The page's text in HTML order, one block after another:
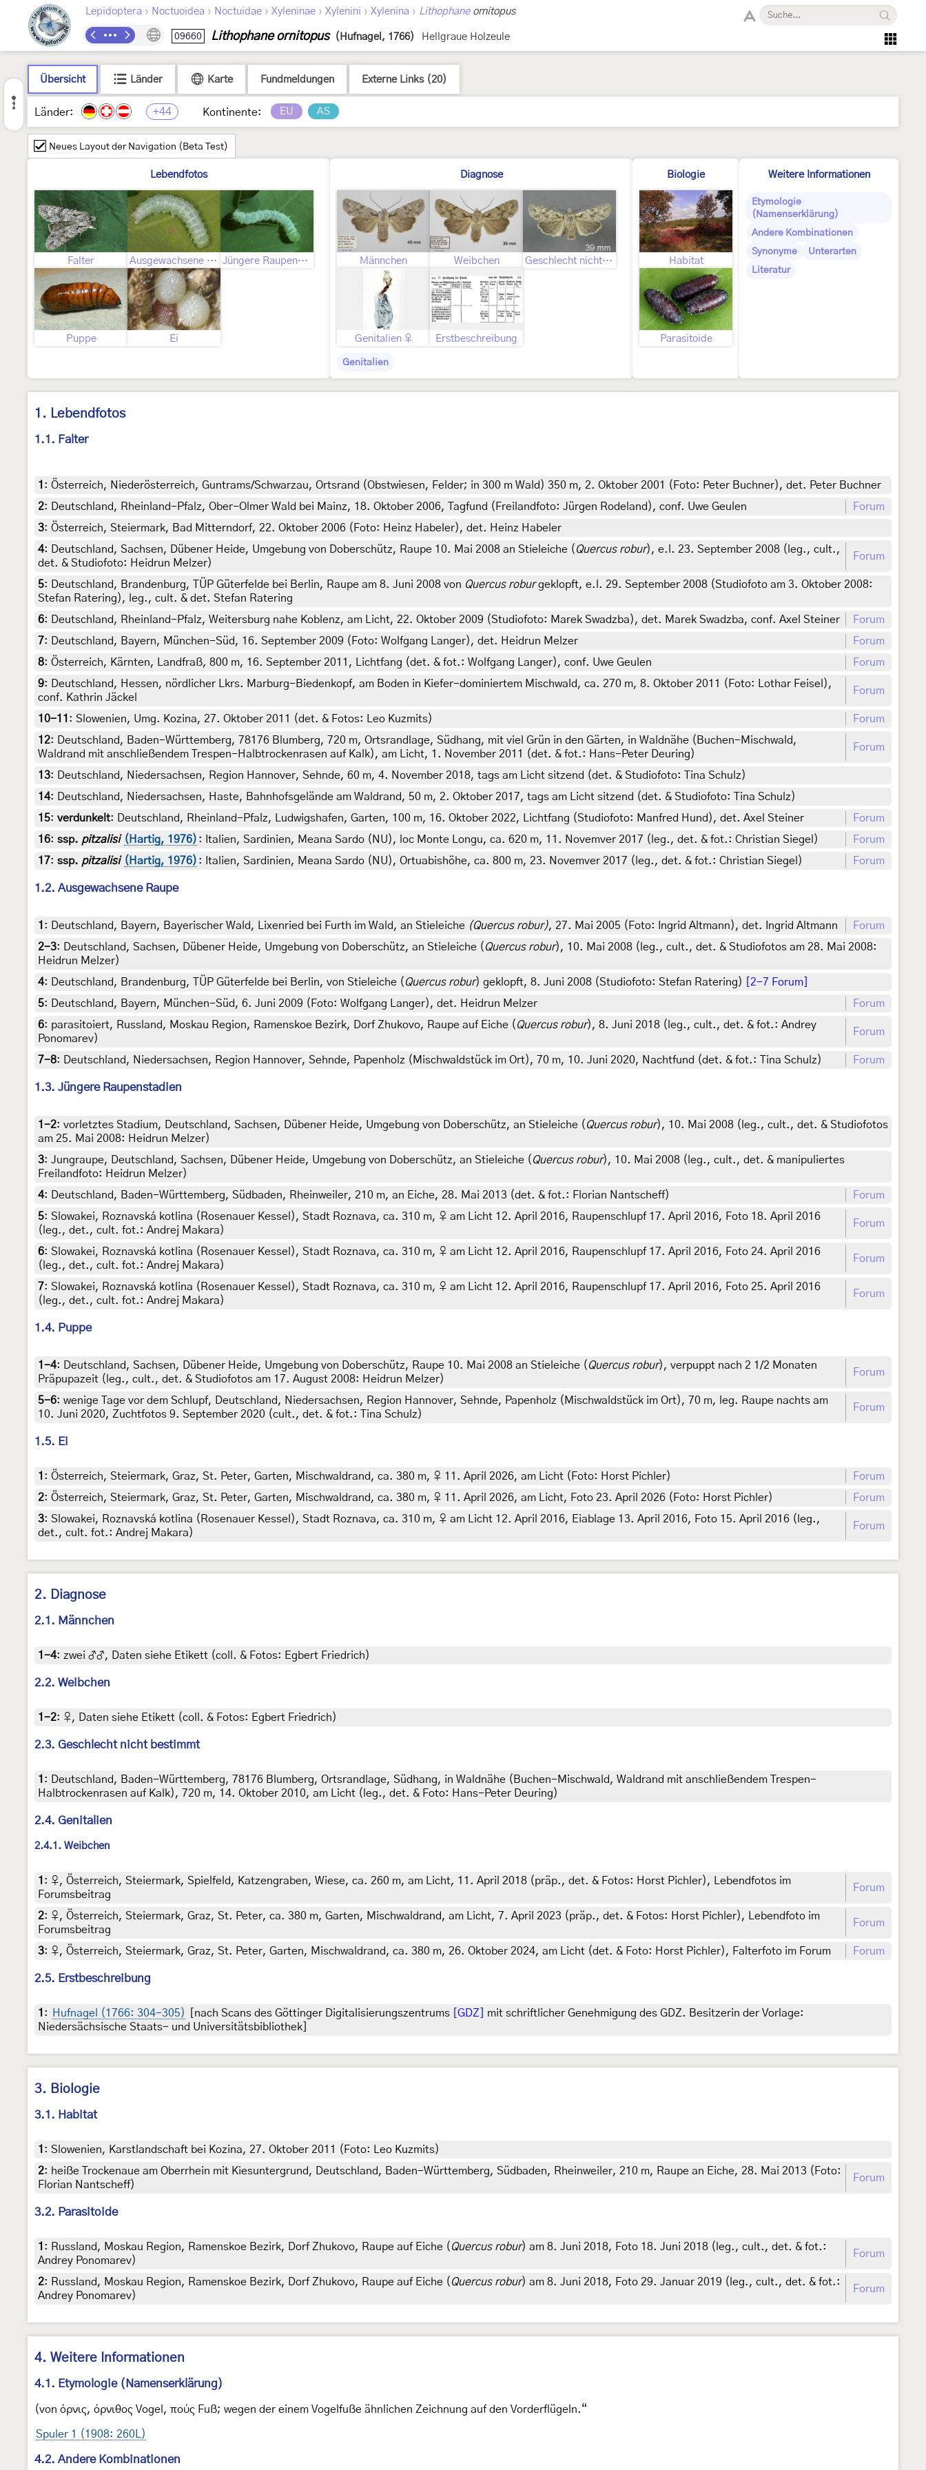
Lepidoptera › Noctuoidea › Noctuidae › Xyleninae › Xylenini › Xylenina › Lithophaneornitopus
09660 Lithophane ornitopus (Hufnagel, 1766) Hellgraue Holzeule
Übersicht Länder Karte Fundmeldungen Externe Links (20)
Länder: +44 Kontinente: EU AS
Neues Layout der Navigation (Beta Test)
Lebendfotos
Falter Ausgewachsene Raupe Jüngere Raupenstadien
Puppe Ei
Diagnose
Männchen Weibchen Geschlecht nicht bestimmt
Genitalien ♀ Erstbeschreibung
Genitalien
Biologie
Habitat
Parasitoide
Weitere Informationen
Etymologie
(Namenserklärung)
Andere Kombinationen
Synonyme
Unterarten
Literatur
1. Lebendfotos
1.1. Falter
1 : Österreich, Niederösterreich, Guntrams/Schwarzau, Ortsrand (Obstwiesen, Felder; in 300 m Wald) 350 m, 2. Oktober 2001 (Foto: Peter Buchner), det. Peter Buchner
2: Deutschland, Rheinland-Pfalz, Ober-Olmer Wald bei Mainz, 18. Oktober 2006, Tagfund (Freilandfoto: Jürgen Rodeland), conf. Uwe Geulen
Forum
3: Österreich, Steiermark, Bad Mitterndorf, 22. Oktober 2006 (Foto: Heinz Habeler), det. Heinz Habeler
4: Deutschland, Sachsen, Dübener Heide, Umgebung von Doberschütz, Raupe 10. Mai 2008 an Stieleiche ( Quercus robur), e.l. 23. September 2008 (leg., cult.,
det. & Studiofoto: Heidrun Melzer)
Forum
5: Deutschland, Brandenburg, TÜP Güterfelde bei Berlin, Raupe am 8. Juni 2008 von Quercus roburgeklopft, e.l. 29. September 2008 (Studiofoto am 3. Oktober 2008:
Stefan Ratering), leg., cult. & det. Stefan Ratering
6: Deutschland, Rheinland-Pfalz, Weitersburg nahe Koblenz, am Licht, 22. Oktober 2009 (Studiofoto: Marek Swadzba), det. Marek Swadzba, conf. Axel Steiner
Forum
7: Deutschland, Bayern, München-Süd, 16. September 2009 (Foto: Wolfgang Langer), det. Heidrun Melzer
Forum
8: Österreich, Kärnten, Landfraß, 800 m, 16. September 2011, Lichtfang (det. & fot.: Wolfgang Langer), conf. Uwe Geulen
Forum
9:
Deutschland, Hessen, nördlicher Lkrs. Marburg-Biedenkopf, am Boden in Kiefer-dominiertem Mischwald, ca. 270 m, 8. Oktober 2011 (Foto: Lothar Feisel),
conf. Kathrin Jäckel
Forum
10-11 : Slowenien, Umg. Kozina, 27. Oktober 2011 (det. & Fotos: Leo Kuzmits)
Forum
12:
Deutschland, Baden-Württemberg, 78176 Blumberg, 720 m, Ortsrandlage, Südhang, mit viel Grün in den Gärten, in Waldnähe (Buchen-Mischwald,
Waldrand mit anschließendem Trespen-Halbtrockenrasen auf Kalk), am Licht, 1. November 2011 (det. & fot.: Hans-Peter Deuring)
Forum
13:
Deutschland, Niedersachsen, Region Hannover, Sehnde, 60 m, 4. November 2018, tags am Licht sitzend (det. & Studiofoto: Tina Schulz)
14:
Deutschland, Niedersachsen, Haste, Bahnhofsgelände am Waldrand, 50 m, 2. Oktober 2017, tags am Licht sitzend (det. & Studiofoto: Tina Schulz)
15: verdunkelt: Deutschland, Rheinland-Pfalz, Ludwigshafen, Garten, 100 m, 16. Oktober 2022, Lichtfang (Studiofoto: Manfred Hund), det. Axel Steiner
Forum
16: ssp. pitzalisi (Hartig, 1976) : Italien, Sardinien, Meana Sardo (NU), loc Monte Longu, ca. 620 m, 11. Novemver 2017 (leg., det. & fot.: Christian Siegel)
Forum
17: ssp. pitzalisi (Hartig, 1976) : Italien, Sardinien, Meana Sardo (NU), Ortuabishöhe, ca. 800 m, 23. Novemver 2017 (leg., det. & fot.: Christian Siegel) Forum
1.2. Ausgewachsene Raupe
1 : Deutschland, Bayern, Bayerischer Wald, Lixenried bei Furth im Wald, an Stieleiche (Quercus robur), 27. Mai 2005 (Foto: Ingrid Altmann), det. Ingrid Altmann
Forum
2-3: Deutschland, Sachsen, Dübener Heide, Umgebung von Doberschütz, an Stieleiche ( Quercus robur), 10. Mai 2008 (leg., cult., det. & Studiofotos am 28. Mai 2008:
Heidrun Melzer)
4: Deutschland, Brandenburg, TÜP Güterfelde bei Berlin, von Stieleiche ( Quercus robur) geklopft, 8. Juni 2008 (Studiofoto: Stefan Ratering)
[2-7 Forum]
5: Deutschland, Bayern, München-Süd, 6. Juni 2009 (Foto: Wolfgang Langer), det. Heidrun Melzer
Forum
6: parasitoiert, Russland, Moskau Region, Ramenskoe Bezirk, Dorf Zhukovo, Raupe auf Eiche ( Quercus robur), 8. Juni 2018 (leg., cult., det. & fot.: Andrey
Ponomarev)
Forum
7-8: Deutschland, Niedersachsen, Region Hannover, Sehnde, Papenholz (Mischwaldstück im Ort), 70 m, 10. Juni 2020, Nachtfund (det. & fot.: Tina Schulz) Forum
1.3. Jüngere Raupenstadien
1-2: vorletztes Stadium, Deutschland, Sachsen, Dübener Heide, Umgebung von Doberschütz, an Stieleiche ( Quercus robur), 10. Mai 2008 (leg., cult., det. & Studiofotos
am 25. Mai 2008: Heidrun Melzer)
3: Jungraupe, Deutschland, Sachsen, Dübener Heide, Umgebung von Doberschütz, an Stieleiche ( Quercus robur), 10. Mai 2008 (leg., cult., det. & manipuliertes
Freilandfoto: Heidrun Melzer)
4: Deutschland, Baden-Württemberg, Südbaden, Rheinweiler, 210 m, an Eiche, 28. Mai 2013 (det. & fot.: Florian Nantscheff)
Forum
5: Slowakei, Roznavská kotlina (Rosenauer Kessel), Stadt Roznava, ca. 310 m, ♀ am Licht 12. April 2016, Raupenschlupf 17. April 2016, Foto 18. April 2016
(leg., det., cult. fot.: Andrej Makara)
Forum
6: Slowakei, Roznavská kotlina (Rosenauer Kessel), Stadt Roznava, ca. 310 m, ♀ am Licht 12. April 2016, Raupenschlupf 17. April 2016, Foto 24. April 2016
(leg., det., cult. fot.: Andrej Makara)
Forum
7: Slowakei, Roznavská kotlina (Rosenauer Kessel), Stadt Roznava, ca. 310 m, ♀ am Licht 12. April 2016, Raupenschlupf 17. April 2016, Foto 25. April 2016
(leg., det., cult. fot.: Andrej Makara)
Forum
1.4. Puppe
1-4: Deutschland, Sachsen, Dübener Heide, Umgebung von Doberschütz, Raupe 10. Mai 2008 an Stieleiche ( Quercus robur), verpuppt nach 2 1/2 Monaten
Präpupazeit (leg., cult., det. & Studiofotos am 17. August 2008: Heidrun Melzer)
Forum
5-6: wenige Tage vor dem Schlupf, Deutschland, Niedersachsen, Region Hannover, Sehnde, Papenholz (Mischwaldstück im Ort), 70 m, leg. Raupe nachts am
10. Juni 2020, Zuchtfotos 9. September 2020 (cult., det. & fot.: Tina Schulz)
Forum
1.5. Ei
1 : Österreich, Steiermark, Graz, St. Peter, Garten, Mischwaldrand, ca. 380 m, ♀ 11. April 2026, am Licht (Foto: Horst Pichler)
Forum
2: Österreich, Steiermark, Graz, St. Peter, Garten, Mischwaldrand, ca. 380 m, ♀ 11. April 2026, am Licht, Foto 23. April 2026 (Foto: Horst Pichler)
Forum
3: Slowakei, Roznavská kotlina (Rosenauer Kessel), Stadt Roznava, ca. 310 m, ♀ am Licht 12. April 2016, Eiablage 13. April 2016, Foto 15. April 2016 (leg.,
det., cult. fot.: Andrej Makara)
Forum
2. Diagnose
2.1. Männchen
1-4: zwei ♂♂, Daten siehe Etikett (coll. & Fotos: Egbert Friedrich)
2.2. Weibchen
1-2: ♀, Daten siehe Etikett (coll. & Fotos: Egbert Friedrich)
2.3. Geschlecht nicht bestimmt
1 : Deutschland, Baden-Württemberg, 78176 Blumberg, Ortsrandlage, Südhang, in Waldnähe (Buchen-Mischwald, Waldrand mit anschließendem Trespen-
Halbtrockenrasen auf Kalk), 720 m, 14. Oktober 2010, am Licht (leg., det. & Foto: Hans-Peter Deuring)
2.4. Genitalien
2.4.1. Weibchen
1 : ♀, Österreich, Steiermark, Spielfeld, Katzengraben, Wiese, ca. 260 m, am Licht, 11. April 2018 (präp., det. & Fotos: Horst Pichler), Lebendfotos im
Forumsbeitrag
Forum
2: ♀, Österreich, Steiermark, Graz, St. Peter, ca. 380 m, Garten, Mischwaldrand, am Licht, 7. April 2023 (präp., det. & Fotos: Horst Pichler), Lebendfoto im
Forumsbeitrag
Forum
3: ♀, Österreich, Steiermark, Graz, St. Peter, Garten, Mischwaldrand, ca. 380 m, 26. Oktober 2024, am Licht (det. & Foto: Horst Pichler), Falterfoto im Forum Forum
2.5. Erstbeschreibung
1 : Hufnagel (1766: 304-305) [nach Scans des Göttinger Digitalisierungszentrums [GDZ]
mit schriftlicher Genehmigung des GDZ. Besitzerin der Vorlage:
Niedersächsische Staats- und Universitätsbibliothek]
3. Biologie
3.1. Habitat
1 : Slowenien, Karstlandschaft bei Kozina, 27. Oktober 2011 (Foto: Leo Kuzmits)
2: heiße Trockenaue am Oberrhein mit Kiesuntergrund, Deutschland, Baden-Württemberg, Südbaden, Rheinweiler, 210 m, Raupe an Eiche, 28. Mai 2013 (Foto:
Florian Nantscheff)
Forum
3.2. Parasitoide
1 : Russland, Moskau Region, Ramenskoe Bezirk, Dorf Zhukovo, Raupe auf Eiche ( Quercus robur) am 8. Juni 2018, Foto 18. Juni 2018 (leg., cult., det. & fot.:
Andrey Ponomarev)
Forum
2: Russland, Moskau Region, Ramenskoe Bezirk, Dorf Zhukovo, Raupe auf Eiche ( Quercus robur) am 8. Juni 2018, Foto 29. Januar 2019 (leg., cult., det. & fot.:
Andrey Ponomarev)
Forum
4. Weitere Informationen
4.1. Etymologie (Namenserklärung)
(von όρνις, όρνιθος Vogel, πούς Fuß; wegen der einem Vogelfuße ähnlichen Zeichnung auf den Vorderflügeln.“
Spuler 1 (1908: 260L)
4.2. Andere Kombinationen